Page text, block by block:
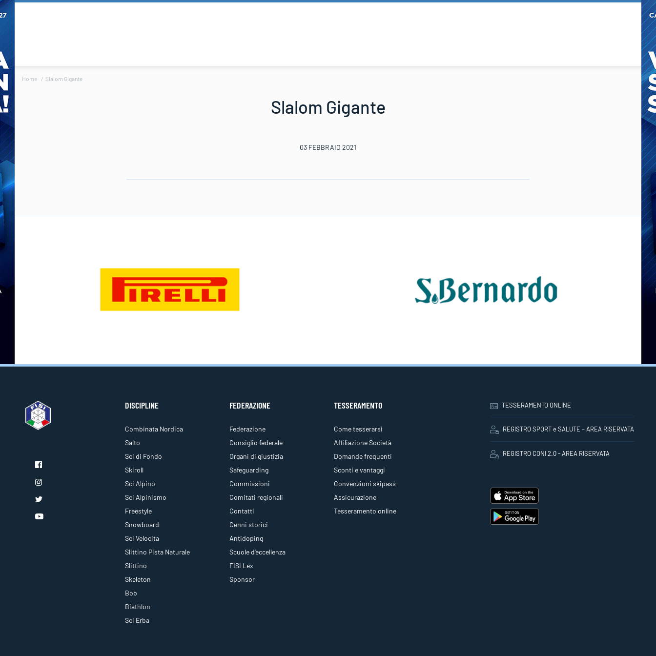
Home Slalom Gigante
Slalom Gigante
03 FEBBRAIO 2021
DISCIPLINE
Combinata Nordica
Salto
Sci di Fondo
Skiroll
Sci Alpino
Sci Alpinismo
Freestyle
Snowboard
Sci Velocita
Slittino Pista Naturale
Slittino
Skeleton
Bob
Biathlon
Sci Erba
FEDERAZIONE
Federazione
Consiglio federale
Organi di giustizia
Safeguarding
Commissioni
Comitati regionali
Contatti
Cenni storici
Antidoping
Scuole d'eccellenza
FISI Lex
Sponsor
TESSERAMENTO
Come tesserarsi
Affiliazione Società
Domande frequenti
Sconti e vantaggi
Convenzioni skipass
Assicurazione
Tesseramento online
TESSERAMENTO ONLINE
REGISTRO SPORT e SALUTE – AREA RISERVATA
REGISTRO CONI 2.0 - AREA RISERVATA